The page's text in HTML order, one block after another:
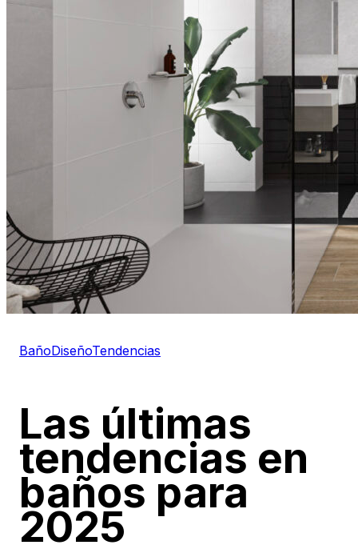
BañoDiseñoTendencias
Las últimas
tendencias en
baños para
2025